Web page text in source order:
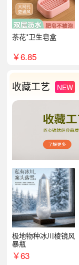
茶花*卫生皂盒
￥6.85
收藏工艺 NEW
极地物种冰川棱镜风
暴瓶
￥63